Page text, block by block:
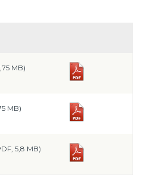
MB)
MB)
5,8 MB)